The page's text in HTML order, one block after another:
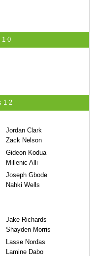
1-0
1-2
Jordan Clark
Zack Nelson
Gideon Kodua
Millenic Alli
Joseph Gbode
Nahki Wells
Jake Richards
Shayden Morris
Lasse Nordas
Lamine Dabo